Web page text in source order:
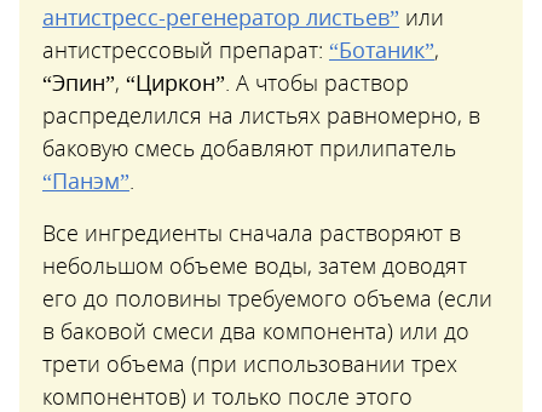
антистресс-регенератор листьев” или
антистрессовый препарат: “Ботаник”,
“Эпин”, “Циркон”. А чтобы раствор
распределился на листьях равномерно, в
баковую смесь добавляют прилипатель
“Панэм”.
Все ингредиенты сначала растворяют в
небольшом объеме воды, затем доводят
его до половины требуемого объема (если
в баковой смеси два компонента) или до
трети объема (при использовании трех
компонентов) и только после этого